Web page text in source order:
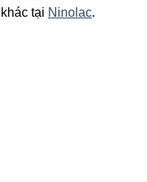
tại Ninolac.